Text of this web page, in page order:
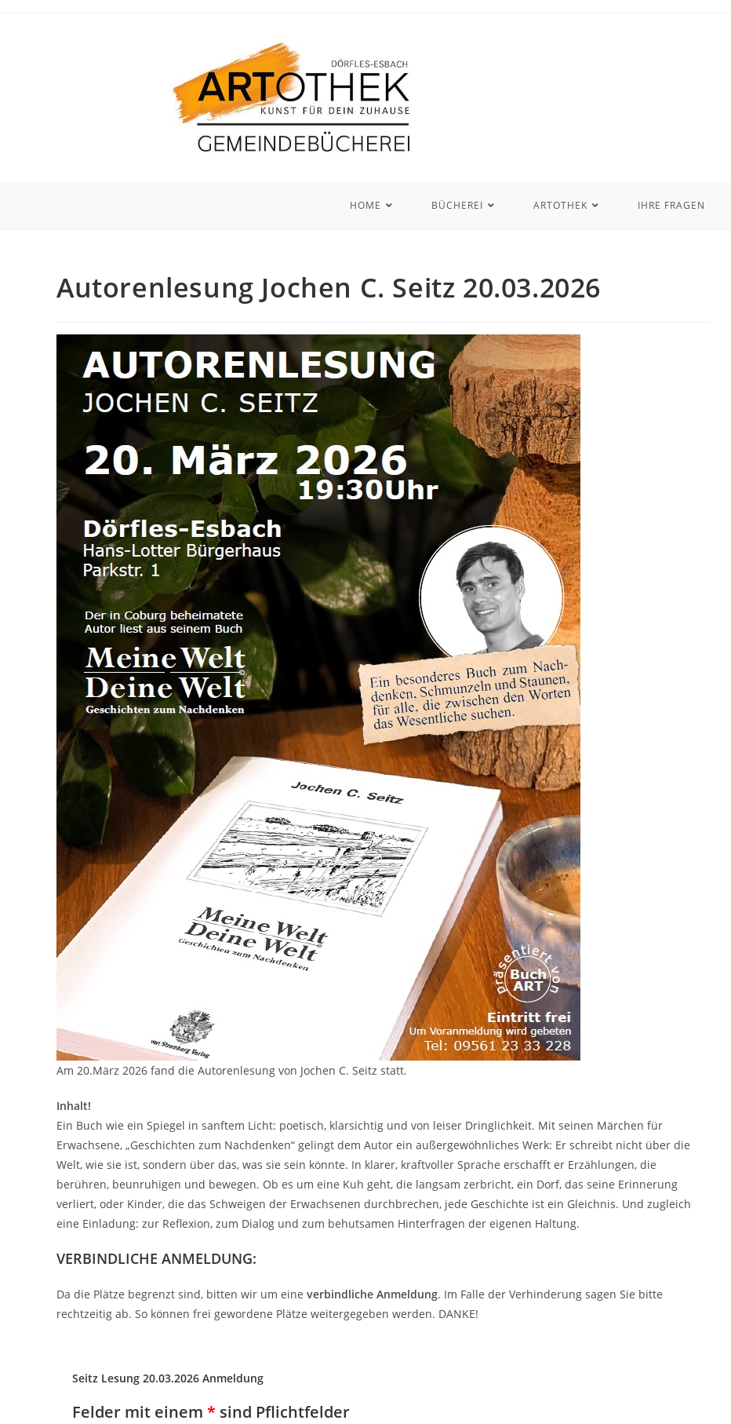
HOME BÜCHEREI ARTOTHEK IHRE FRAGEN
Autorenlesung Jochen C. Seitz 20.03.2026
Am 20.März 2026 fand die Autorenlesung von Jochen C. Seitz statt.
Inhalt!
Ein Buch wie ein Spiegel in sanftem Licht: poetisch, klarsichtig und von leiser Dringlichkeit. Mit seinen Märchen für
Erwachsene, „Geschichten zum Nachdenken“ gelingt dem Autor ein außergewöhnliches Werk: Er schreibt nicht über die
Welt, wie sie ist, sondern über das, was sie sein könnte. In klarer, kraftvoller Sprache erschafft er Erzählungen, die
berühren, beunruhigen und bewegen. Ob es um eine Kuh geht, die langsam zerbricht, ein Dorf, das seine Erinnerung
verliert, oder Kinder, die das Schweigen der Erwachsenen durchbrechen, jede Geschichte ist ein Gleichnis. Und zugleich
eine Einladung: zur Reflexion, zum Dialog und zum behutsamen Hinterfragen der eigenen Haltung.
VERBINDLICHE ANMELDUNG:
Da die Plätze begrenzt sind, bitten wir um eine verbindliche Anmeldung. Im Falle der Verhinderung sagen Sie bitte
rechtzeitig ab. So können frei gewordene Plätze weitergegeben werden. DANKE!
Seitz Lesung 20.03.2026 Anmeldung
Felder mit einem * sind Pflichtfelder